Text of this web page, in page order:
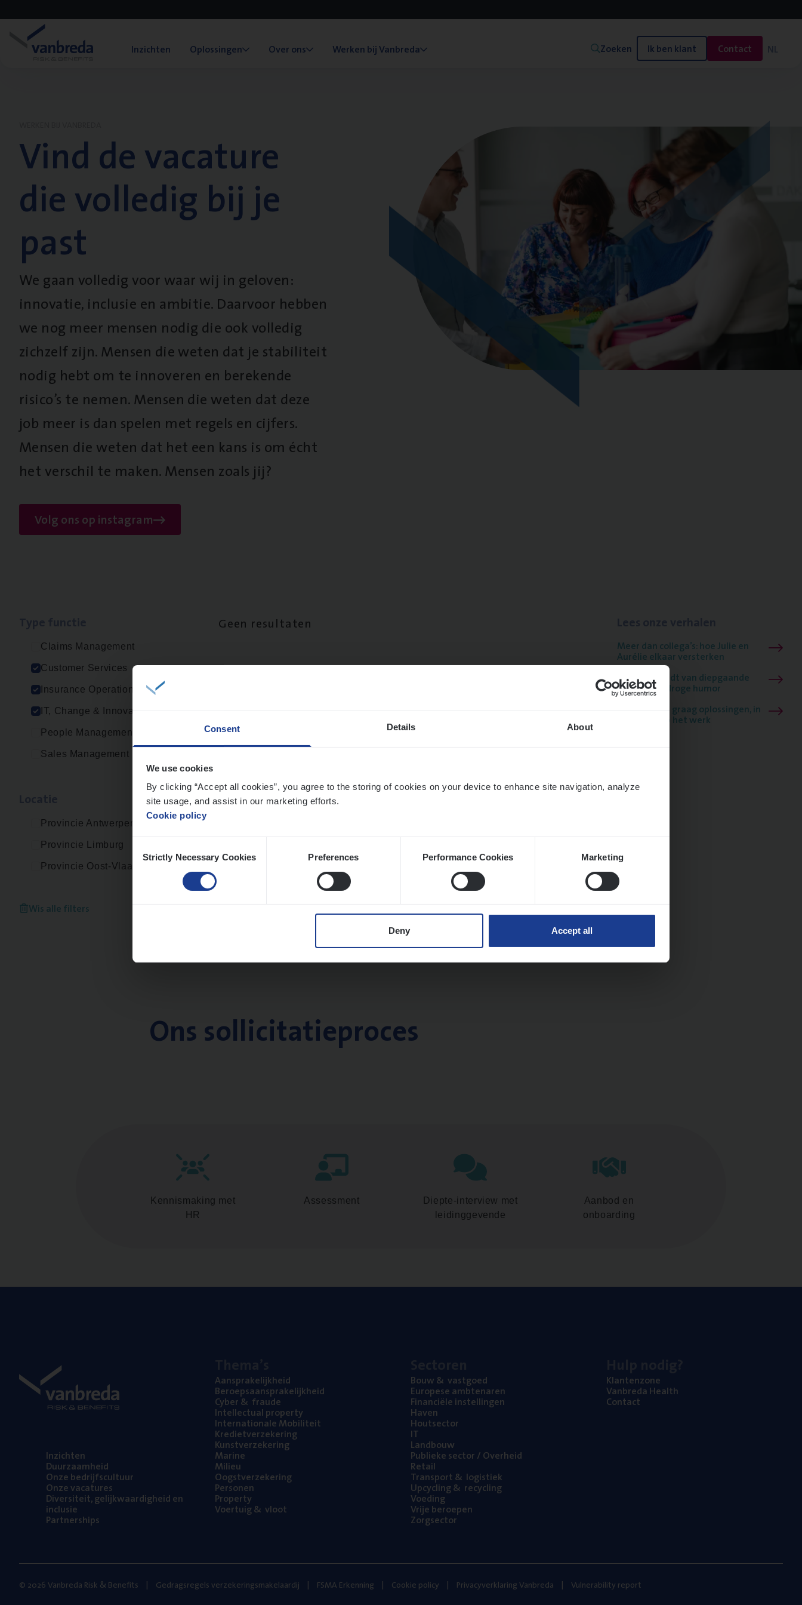
Consent Details About
We use cookies
By clicking “Accept all cookies”, you agree to the storing of cookies on your device to enhance site navigation, analyze
site usage, and assist in our marketing efforts.
Cookie policy
Selection
Strictly Necessary Cookies Preferences Performance Cookies Marketing
Deny Accept all
Inzichten Oplossingen Over ons Werken bij Vanbreda Zoeken Ik ben klant Contact NL
Vind de vacature
die volledig bij je
past
We gaan volledig voor waar wij in geloven:
innovatie, inclusie en ambitie. Daarvoor hebben
we nog meer mensen nodig die ook volledig
zichzelf zijn. Mensen die weten dat je stabiliteit
nodig hebt om te innoveren en berekende
risico’s te nemen. Mensen die weten dat deze
job meer is dan spelen met regels en cijfers.
Mensen die weten dat het een kans is om écht
het verschil te maken. Mensen zoals jij?
Volg ons op instagram
Claims Management
Customer Services
Insurance Operations
IT, Change & Innovation
People Management
Sales Management
Provincie Antwerpen
Provincie Limburg
Provincie Oost-Vlaanderen
Wis alle filters
Geen resultaten
Meer dan collega’s: hoe Julie en
Aurélie elkaar versterken
Mathias houdt van diepgaande
dossiers én droge humor
Thalia zoekt graag oplossingen, in
games én op het werk
Ons sollicitatieproces
Kennismaking met
HR
Assessment
Diepte-interview met
leidinggevende
Aanbod en
onboarding
Inzich­ten
Duur­zaam­heid
Onze bedrijfs­cul­tuur
Onze vaca­tu­res
Diver­si­teit, gelijk­waar­dig­heid en
inclusie
Part­ner­ships
Aan­spra­ke­lijk­heid
Beroeps­aan­spra­ke­lijk­heid
Cyber& fraude
Intel­lec­tu­al property
Inter­na­ti­o­na­le Mobiliteit
Kre­diet­ver­ze­ke­ring
Kunst­ver­ze­ke­ring
Mari­ne
Mili­eu
Oogst­ver­ze­ke­ring
Per­so­nen
Pro­per­ty
Voer­tuig& vloot
Bouw& vastgoed
Euro­pe­se ambtenaren
Finan­ci­ë­le instellingen
Haven
Hout­sec­tor
IT
Land­bouw
Publie­ke sec­tor / Overheid
Retail
Trans­port& logistiek
Upcy­cling& recycling
Voe­ding
Vrije beroe­pen
Zorg­sec­tor
Klan­ten­zo­ne
Van­b­re­da Health
Con­tact
© 2026 Vanbreda Risk & Benefits Gedragsregels verzekeringsmakelaardij FSMA Erkenning Cookie policy Privacyverklaring Vanbreda Vulnerability report